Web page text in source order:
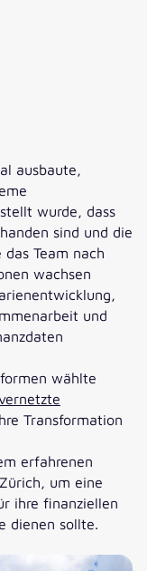
sonnen
auch
daraus zu
wir
unsere
zu nutzen
in
wir nicht nur
auch ein Maß
das
genauer
ist ein
für unsere
von
jetzt einen
die
leitet
und
und stellt
Bedürfnisse
externen
sonnen
als nur ein
und
wir die
mit den
Systemen, die
Wachstum und
sonnen
mit
unglaublich
unsere
nahtlos
Einklang zu
Klarheit und
wir unsere
ausbaute,
wurde, dass
sind und die
Team nach
wachsen
und
wählte
Transformation
erfahrenen
um eine
ihre finanziellen
dienen sollte.